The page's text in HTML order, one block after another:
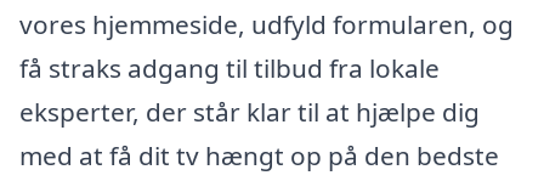
vores hjemmeside, udfyld formularen, og
få straks adgang til tilbud fra lokale
eksperter, der står klar til at hjælpe dig
med at få dit tv hængt op på den bedste